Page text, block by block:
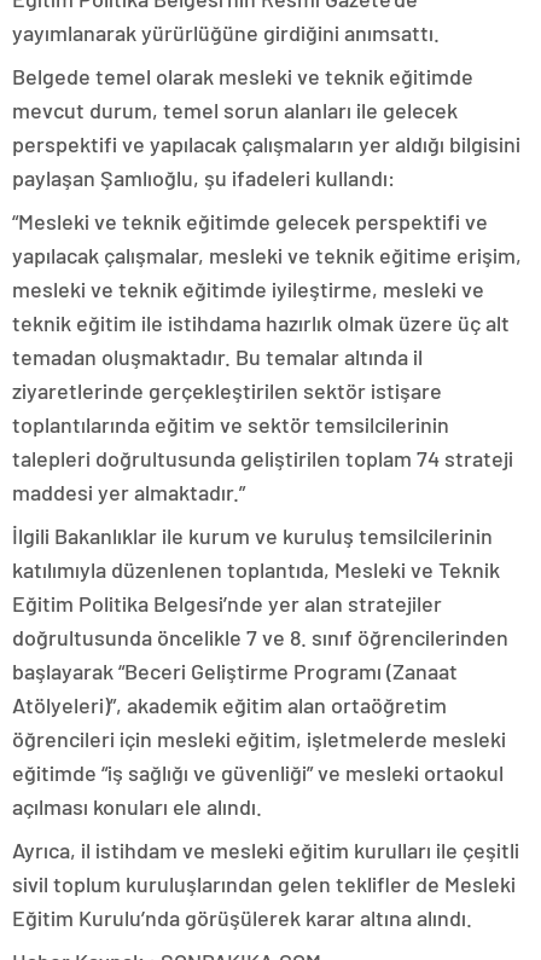
yayımlanarak yürürlüğüne girdiğini anımsattı.
Belgede temel olarak mesleki ve teknik eğitimde
mevcut durum, temel sorun alanları ile gelecek
perspektifi ve yapılacak çalışmaların yer aldığı bilgisini
paylaşan Şamlıoğlu, şu ifadeleri kullandı:
“Mesleki ve teknik eğitimde gelecek perspektifi ve
yapılacak çalışmalar, mesleki ve teknik eğitime erişim,
mesleki ve teknik eğitimde iyileştirme, mesleki ve
teknik eğitim ile istihdama hazırlık olmak üzere üç alt
temadan oluşmaktadır. Bu temalar altında il
ziyaretlerinde gerçekleştirilen sektör istişare
toplantılarında eğitim ve sektör temsilcilerinin
talepleri doğrultusunda geliştirilen toplam 74 strateji
maddesi yer almaktadır.”
İlgili Bakanlıklar ile kurum ve kuruluş temsilcilerinin
katılımıyla düzenlenen toplantıda, Mesleki ve Teknik
Eğitim Politika Belgesi’nde yer alan stratejiler
doğrultusunda öncelikle 7 ve 8. sınıf öğrencilerinden
başlayarak “Beceri Geliştirme Programı (Zanaat
Atölyeleri)”, akademik eğitim alan ortaöğretim
öğrencileri için mesleki eğitim, işletmelerde mesleki
eğitimde “iş sağlığı ve güvenliği” ve mesleki ortaokul
açılması konuları ele alındı.
Ayrıca, il istihdam ve mesleki eğitim kurulları ile çeşitli
sivil toplum kuruluşlarından gelen teklifler de Mesleki
Eğitim Kurulu’nda görüşülerek karar altına alındı.